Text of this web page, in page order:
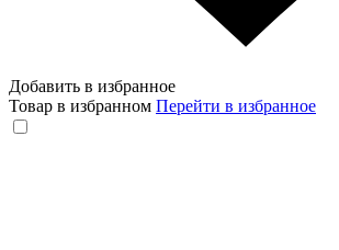
Добавить в избранное
Товар в избранном Перейти в избранное